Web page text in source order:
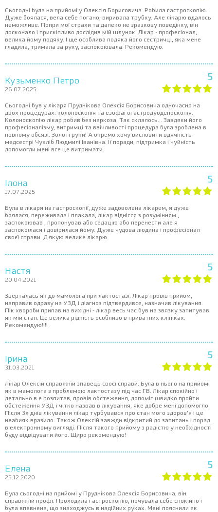
Сьогодні була на прийомі у Олексія Борисовича. Робила гастроскопію.
Дуже боялася, вела себе погано, виривала трубку. Але лікарю вдалось
неможливе. Попри мої страхи та далеко не зразкову поведінку, він
досконало і прискіпливо дослідив мій шлунок. Лікар - професіонал,
велика йому подяку. І ще особлива подяка його сестричці, яка мене
гладила, тримала за руку, заспокоювала. Рекомендую.
Кузьменко Петро
26.07.2025
5
Сьогодні був у лікаря Пруднікова Олексія Борисовича одночасно на
двох процедурах: колоноскопія та езофагогастродуоденоскопія.
Колоноскопію лікар робив без наркоза. Так склалось... Завдяки його
професіоналізму, витримці та ввічливості процедура була зроблена в
повному обсязі. Золоті руки! А окремо хочу висловити вдячність
медсестрі Чухліб Людмилі Іванівна. Її поради, підтримка і чуйність
допомогли мені все це витримати.
Ілона
17.07.2025
5
Була в лікаря на гастроскопії, дуже задоволена лікарем, я дуже
боялася, переживала і плакала, лікар віднісся з розумінням ,
заспокоював , пропонував або седацію або перенести але я
заспокоїлася і довірилася йому. Дуже чудова людина і професіонал
своєї справи. Дякую велике лікарю.
Настя
20.04.2021
5
Зверталась як до мамолога при лактостазі. Лікар провів прийом,
направив одразу на УЗД і діагноз підтвердився, назначив лікування.
Пік хвороби припав на вихідні - лікар весь час був на звязку запитував
як мій стан. Це велика рідкість особливо в приватних клініках.
Рекомендую!!!!
Ірина
31.03.2021
5
Лікар Олексій справжній знавець своєї справи. Була в нього на прийомі
як в мамолога з проблемою лактостазу під час ГВ. Лікар спокійно і
детально в е розпитав, провів обстеження, допоміг швидко пройти
обстеження УЗД і чітко назвав в лікування, яке добре мені допомогло.
Після 3х днів лікування лікар турбувався про стан мого здоров’я і це
неабияк вразило. Також Олексій завжди відкритий до запитань і порад
в електронному вигляді. Після такого прийому з радістю у необхідності
буду відвідувати його. Щиро рекомендую!
Елена
25.12.2020
5
Була сьогодні на прийомі у Пруднікова Олексія Борисовича, він
справжній профі. Проходила гастроскопію, почувала себе спокійно і
була впевнена, що знаходжусь в надійних руках. Мені пояснили як